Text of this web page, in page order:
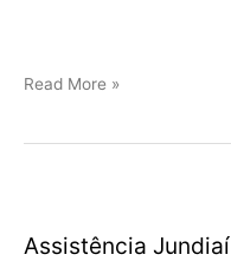
Viking
Read More »
Assistência Jundiaí